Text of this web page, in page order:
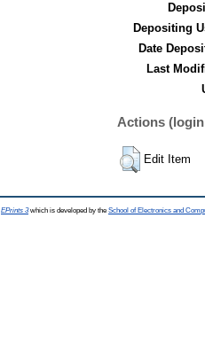
Depositing
Date
Last
Actions
Edit Item
EPrints 3which is developed by the School of Electronics and